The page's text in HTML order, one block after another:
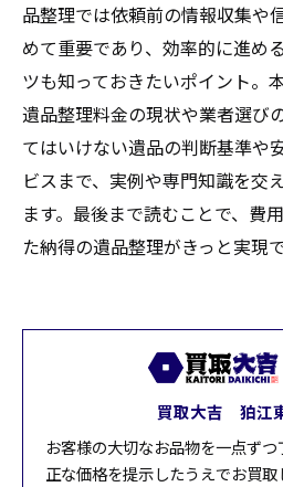
品整理では依頼前の情報収集や
めて重要であり、効率的に進め
ツも知っておきたいポイント。
遺品整理料金の現状や業者選び
てはいけない遺品の判断基準や
ビスまで、実例や専門知識を交
ます。最後まで読むことで、費
た納得の遺品整理がきっと実現
買取大吉 狛江
お客様の大切なお品物を一点ず
正な価格を提示したうえでお買